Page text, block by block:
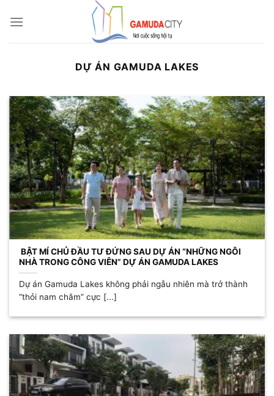
qua
DỰ ÁN GAMUDA LAKES
BẬT MÍ CHỦ ĐẦU TƯ ĐỨNG SAU DỰ ÁN “NHỮNG NGÔI
NHÀ TRONG CÔNG VIÊN” DỰ ÁN GAMUDA LAKES
Dự án Gamuda Lakes không phải ngẫu nhiên mà trở thành
“thỏi nam châm” cực [...]